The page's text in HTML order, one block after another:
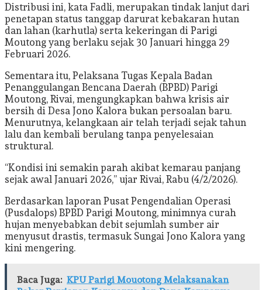
Distribusi ini, kata Fadli, merupakan tindak lanjut dari
penetapan status tanggap darurat kebakaran hutan
dan lahan (karhutla) serta kekeringan di Parigi
Moutong yang berlaku sejak 30 Januari hingga 29
Februari 2026.
Sementara itu, Pelaksana Tugas Kepala Badan
Penanggulangan Bencana Daerah (BPBD) Parigi
Moutong, Rivai, mengungkapkan bahwa krisis air
bersih di Desa Jono Kalora bukan persoalan baru.
Menurutnya, kelangkaan air telah terjadi sejak tahun
lalu dan kembali berulang tanpa penyelesaian
struktural.
“Kondisi ini semakin parah akibat kemarau panjang
sejak awal Januari 2026,” ujar Rivai, Rabu (4/2/2026).
Berdasarkan laporan Pusat Pengendalian Operasi
(Pusdalops) BPBD Parigi Moutong, minimnya curah
hujan menyebabkan debit sejumlah sumber air
menyusut drastis, termasuk Sungai Jono Kalora yang
kini mengering.
Baca Juga: KPU Parigi Mouotong Melaksanakan